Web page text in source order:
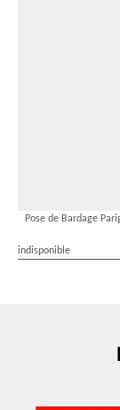
Pose de Bardage
indisponible